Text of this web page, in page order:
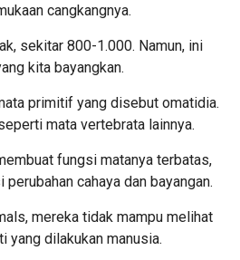
cangkangnya.
sekitar 800-1.000. Namun, ini
kita bayangkan.
primitif yang disebut omatidia.
mata vertebrata lainnya.
fungsi matanya terbatas,
cahaya dan bayangan.
mereka tidak mampu melihat
yang dilakukan manusia.